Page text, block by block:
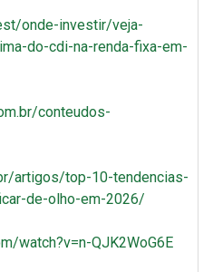
onde-investir/veja-
do-cdi-na-renda-fixa-em-
conteudos-
artigos/top-10-tendencias-
de-olho-em-2026/
watch?v=n-QJK2WoG6E